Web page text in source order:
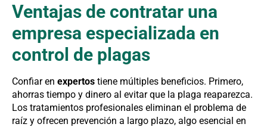
Ventajas de contratar una
empresa especializada en
control de plagas
Confiar en expertos tiene múltiples beneficios. Primero,
ahorras tiempo y dinero al evitar que la plaga reaparezca.
Los tratamientos profesionales eliminan el problema de
raíz y ofrecen prevención a largo plazo, algo esencial en